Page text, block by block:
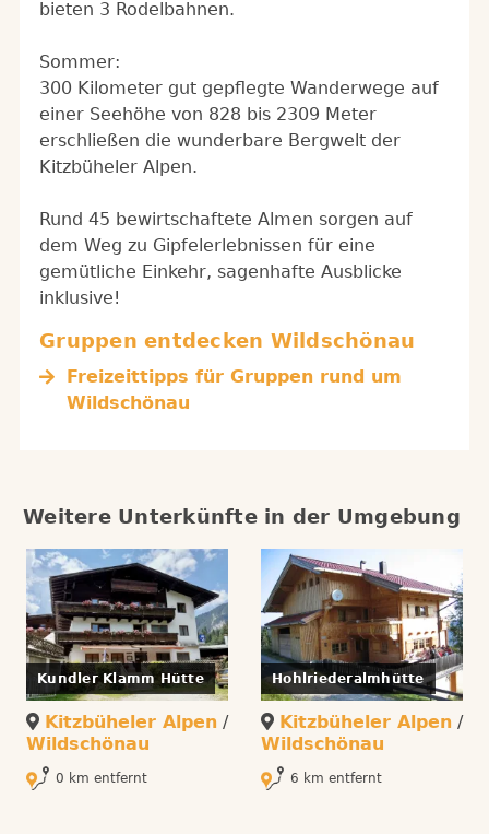
bieten 3 Rodelbahnen.
Sommer:
300 Kilometer gut gepflegte Wanderwege auf
einer Seehöhe von 828 bis 2309 Meter
erschließen die wunderbare Bergwelt der
Kitzbüheler Alpen.
Rund 45 bewirtschaftete Almen sorgen auf
dem Weg zu Gipfelerlebnissen für eine
gemütliche Einkehr, sagenhafte Ausblicke
inklusive!
Gruppen entdecken Wildschönau
Freizeittipps für Gruppen rund um
Wildschönau
Weitere Unterkünfte in der Umgebung
Kundler Klamm Hütte
Kitzbüheler Alpen /
Wildschönau
0 km entfernt
Hohlriederalmhütte
Kitzbüheler Alpen /
Wildschönau
6 km entfernt